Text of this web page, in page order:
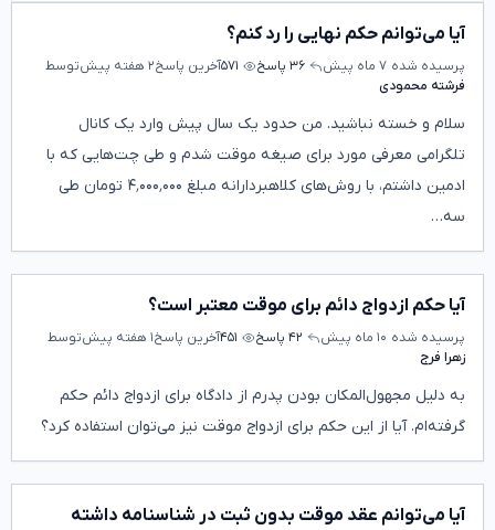
آیا می‌توانم حکم نهایی را رد کنم؟
پرسیده شده ۷ ماه پیش ۳۶ پاسخ ۵۷۱آخرین پاسخ۲ هفته پیش
توسط
فرشته محمودی
سلام و خسته نباشید. من حدود یک سال پیش وارد یک کانال
تلگرامی معرفی مورد برای صیغه موقت شدم و طی چت‌هایی که با
ادمین داشتم، با روش‌های کلاهبردارانه مبلغ ۴٬۰۰۰٬۰۰۰ تومان طی
سه…
آیا حکم ازدواج دائم برای موقت معتبر است؟
پرسیده شده ۱۰ ماه پیش ۴۲ پاسخ ۴۵۱آخرین پاسخ۱ هفته پیش
توسط
زهرا فرج
به دلیل مجهول‌المکان بودن پدرم از دادگاه برای ازدواج دائم حکم
گرفته‌ام. آیا از این حکم برای ازدواج موقت نیز می‌توان استفاده کرد؟
آیا می‌توانم عقد موقت بدون ثبت در شناسنامه داشته